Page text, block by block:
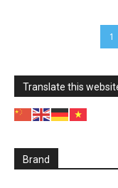
1
Translate this
Brand